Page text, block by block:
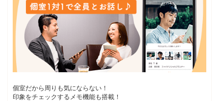
個室だから周りも気にならない！
印象をチェックするメモ機能も搭載！